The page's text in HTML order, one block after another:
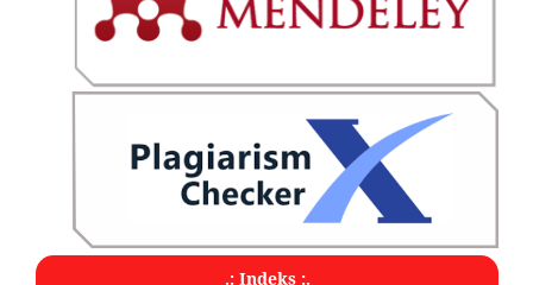
.: Indeks :.